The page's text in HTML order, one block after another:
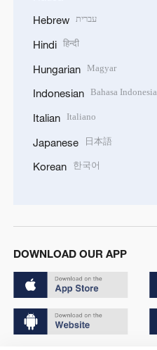
Hebrew עברית
Hindi हिन्दी
Hungarian Magyar
Indonesian Bahasa Indonesia
Italian Italiano
Japanese 日本語
Korean 한국어
DOWNLOAD OUR APP